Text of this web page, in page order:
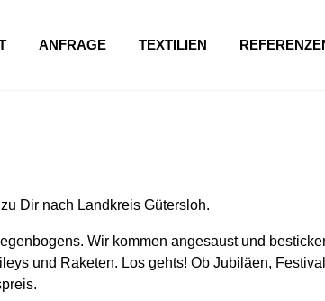
ANFRAGE TEXTILIEN
Dir nach Landkreis Gütersloh.
Wir kommen angesaust und
und Raketen. Los gehts! Ob Jubiläen,